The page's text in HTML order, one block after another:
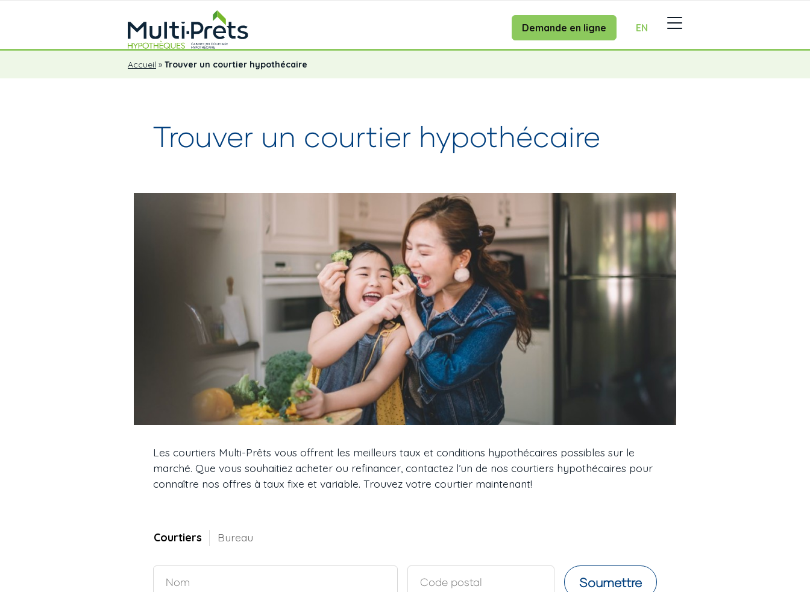
Demande en ligne EN
Accueil » Trouver un courtier hypothécaire
Trouver un courtier hypothécaire
Les courtiers Multi-Prêts vous offrent les meilleurs taux et conditions hypothécaires possibles sur le
marché. Que vous souhaitiez acheter ou refinancer, contactez l’un de nos courtiers hypothécaires pour
connaître nos offres à taux fixe et variable. Trouvez votre courtier maintenant!
Courtiers Bureau
Soumettre